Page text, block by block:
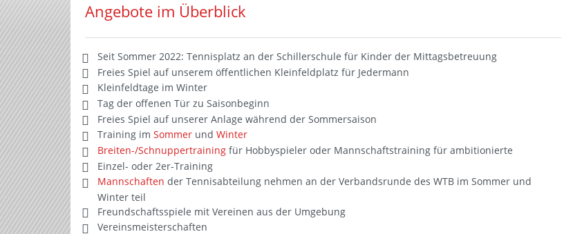
Angebote im Überblick
Seit Sommer 2022: Tennisplatz an der Schillerschule für Kinder der Mittagsbetreuung
Freies Spiel auf unserem öffentlichen Kleinfeldplatz für Jedermann
Kleinfeldtage im Winter
Tag der offenen Tür zu Saisonbeginn
Freies Spiel auf unserer Anlage während der Sommersaison
Training imSommer undWinter
Breiten-/Schnuppertraining für Hobbyspieler oder Mannschaftstraining für ambitionierte
Einzel- oder 2er-Training
Mannschaften der Tennisabteilung nehmen an der Verbandsrunde des WTB im Sommer und
Winter teil
Freundschaftsspiele mit Vereinen aus der Umgebung
Vereinsmeisterschaften